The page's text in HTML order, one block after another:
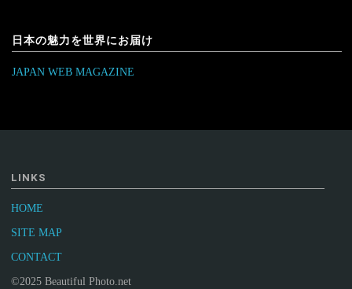
日本の魅力を世界にお届け
JAPAN WEB MAGAZINE
LINKS
HOME
SITE MAP
CONTACT
©2025 Beautiful Photo.net